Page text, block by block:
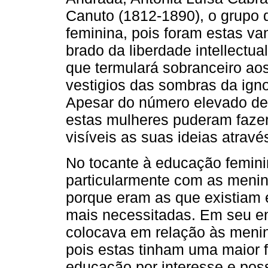
Canuto (1812-1890), o
feminina, pois foram estas
brado da liberdade
que termulará sobranceiro
vestigios das sombras da
Apesar do número elevado
estas mulheres puderam
visíveis as suas ideias
No tocante à educação
particularmente com as
porque eram as que
mais necessitadas. Em seu
colocava em relação às
pois estas tinham uma maior